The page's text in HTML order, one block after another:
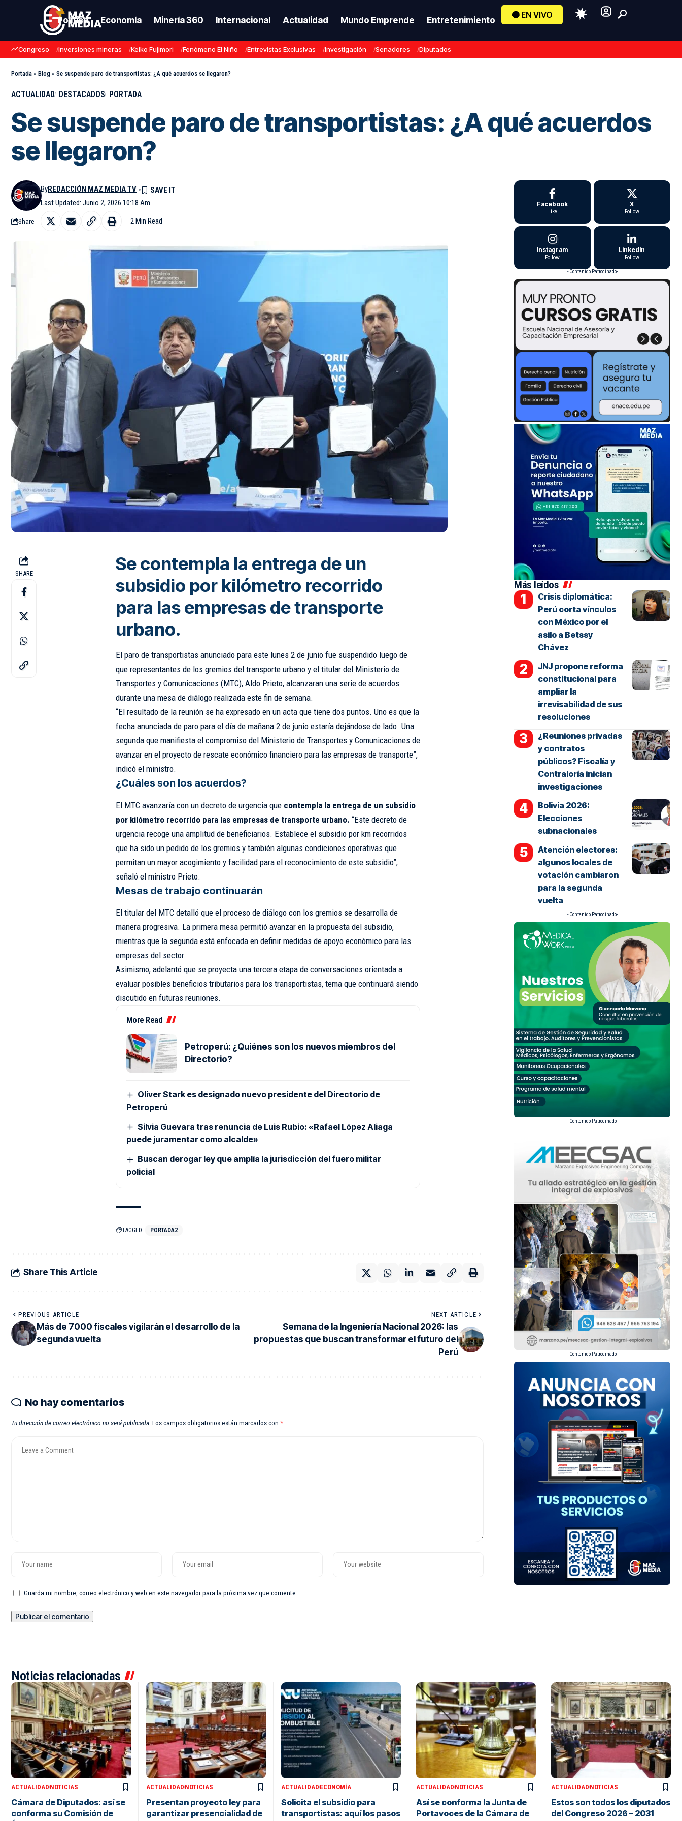
Política Economía Minería 360 Internacional Actualidad Mundo Emprende Entretenimiento
🔴 EN VIVO
Congreso Inversiones mineras Keiko Fujimori Fenómeno El Niño Entrevistas Exclusivas Investigación Senadores Diputados
Portada » Blog » Se suspende paro de transportistas: ¿A qué acuerdos se llegaron?
ACTUALIDAD DESTACADOS PORTADA
Se suspende paro de transportistas: ¿A qué acuerdos
se llegaron?
Last Updated: Junio 2, 2026 10:18 Am
ByREDACCIÓN MAZ MEDIA TV
Share 2 Min Read
SHARE
Se contempla la entrega de un
subsidio por kilómetro recorrido
para las empresas de transporte
urbano.
El paro de transportistas anunciado para este lunes 2 de junio fue suspendido luego de
que representantes de los gremios del transporte urbano y el titular del Ministerio de
Transportes y Comunicaciones (MTC), Aldo Prieto, alcanzaran una serie de acuerdos
durante una mesa de diálogo realizada este fin de semana.
“El resultado de la reunión se ha expresado en un acta que tiene dos puntos. Uno es que la
fecha anunciada de paro para el día de mañana 2 de junio estaría dejándose de lado. Una
segunda que manifiesta el compromiso del Ministerio de Transportes y Comunicaciones de
avanzar en el proyecto de rescate económico financiero para las empresas de transporte”,
indicó el ministro.
¿Cuáles son los acuerdos?
El MTC avanzaría con un decreto de urgencia que contempla la entrega de un subsidio
por kilómetro recorrido para las empresas de transporte urbano. “Este decreto de
urgencia recoge una amplitud de beneficiarios. Establece el subsidio por km recorridos
que ha sido un pedido de los gremios y también algunas condiciones operativas que
permitan un mayor acogimiento y facilidad para el reconocimiento de este subsidio”,
señaló el ministro Prieto.
Mesas de trabajo continuarán
El titular del MTC detalló que el proceso de diálogo con los gremios se desarrolla de
manera progresiva. La primera mesa permitió avanzar en la propuesta del subsidio,
mientras que la segunda está enfocada en definir medidas de apoyo económico para las
empresas del sector.
Asimismo, adelantó que se proyecta una tercera etapa de conversaciones orientada a
evaluar posibles beneficios tributarios para los transportistas, tema que continuará siendo
discutido en futuras reuniones.
More Read
Petroperú: ¿Quiénes son los nuevos miembros del
Directorio?
Oliver Stark es designado nuevo presidente del Directorio de
Petroperú
Silvia Guevara tras renuncia de Luis Rubio: «Rafael López Aliaga
puede juramentar como alcalde»
Buscan derogar ley que amplía la jurisdicción del fuero militar
policial
TAGGED: PORTADA2
Share This Article
PREVIOUS ARTICLE
Más de 7000 fiscales vigilarán el desarrollo de la
segunda vuelta
NEXT ARTICLE
Semana de la Ingeniería Nacional 2026: las
propuestas que buscan transformar el futuro del
Perú
No hay comentarios
Tu dirección de correo electrónico no será publicada. Los campos obligatorios están marcados con *
Guarda mi nombre, correo electrónico y web en este navegador para la próxima vez que comente.
Facebook
Like
X
Follow
Instagram
Follow
LinkedIn
Follow
- Contenido Patrocinado-
Más leídos
Crisis diplomática:
Perú corta vínculos
con México por el
asilo a Betssy
Chávez
JNJ propone reforma
constitucional para
ampliar la
irrevisabilidad de sus
resoluciones
¿Reuniones privadas
y contratos
públicos? Fiscalía y
Contraloría inician
investigaciones
Bolivia 2026:
Elecciones
subnacionales
Atención electores:
algunos locales de
votación cambiaron
para la segunda
vuelta
- Contenido Patrocinado-
- Contenido Patrocinado-
- Contenido Patrocinado-
Noticias relacionadas
ACTUALIDADNOTICIAS
Cámara de Diputados: así se
conforma su Comisión de
ACTUALIDADNOTICIAS
Presentan proyecto ley para
garantizar presencialidad de
ACTUALIDADECONOMÍA
Solicita el subsidio para
transportistas: aquí los pasos
ACTUALIDADNOTICIAS
Así se conforma la Junta de
Portavoces de la Cámara de
ACTUALIDADNOTICIAS
Estos son todos los diputados
del Congreso 2026 – 2031